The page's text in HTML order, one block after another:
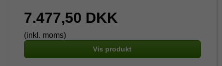
7.477,50 DKK
(inkl. moms)
Vis produkt